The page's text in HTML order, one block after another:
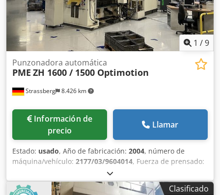
hidráulica equipo adicional Carro de cambio de
herramientas
1 /9
Strassberg 8.426 km
Punzonadora automática
PME ZH 1600 / 1500 Optimotion
Información de
precio
Llamar
Estado: usado, Año de fabricación: 2004, número de
máquina/vehículo: 2177/03/9604014, Fuerza de prensado:
160 t Carrera del émbolo ajustable: 20 - 130 mm Ajuste del
émbolo: 100 mm Altura de montaje: 560 mm Superficie de
sujeción de la mesa aprox.: 1500 x 800 mm Superficie de
Clasificado